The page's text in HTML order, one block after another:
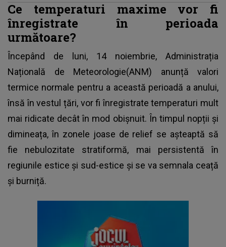
Ce temperaturi maxime vor fi
înregistrate în perioada
următoare?
Începând de luni, 14 noiembrie, Administrația
Națională de Meteorologie(ANM) anunță valori
termice normale pentru a această perioadă a anului,
însă în vestul țări, vor fi înregistrate temperaturi mult
mai ridicate decât în mod obișnuit. În timpul nopții și
dimineața, în zonele joase de relief se așteaptă să
fie nebulozitate stratiformă, mai persistentă în
regiunile estice și sud-estice și se va semnala ceață
și burniță.